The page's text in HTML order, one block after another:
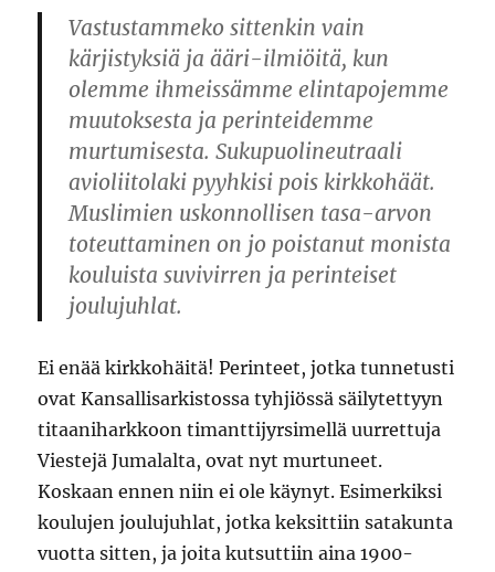
Vastustammeko sittenkin vain
kärjistyksiä ja ääri-ilmiöitä, kun
olemme ihmeissämme elintapojemme
muutoksesta ja perinteidemme
murtumisesta. Sukupuolineutraali
avioliitolaki pyyhkisi pois kirkkohäät.
Muslimien uskonnollisen tasa-arvon
toteuttaminen on jo poistanut monista
kouluista suvivirren ja perinteiset
joulujuhlat.
Ei enää kirkkohäitä! Perinteet, jotka tunnetusti
ovat Kansallisarkistossa tyhjiössä säilytettyyn
titaaniharkkoon timanttijyrsimellä uurrettuja
Viestejä Jumalalta, ovat nyt murtuneet.
Koskaan ennen niin ei ole käynyt. Esimerkiksi
koulujen joulujuhlat, jotka keksittiin satakunta
vuotta sitten, ja joita kutsuttiin aina 1900-